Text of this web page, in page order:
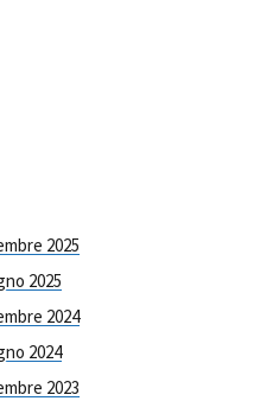
2025
2025
2024
2024
2023